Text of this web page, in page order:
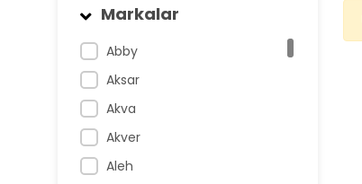
Markalar
Abby
Aksar
Akva
Akver
Aleh